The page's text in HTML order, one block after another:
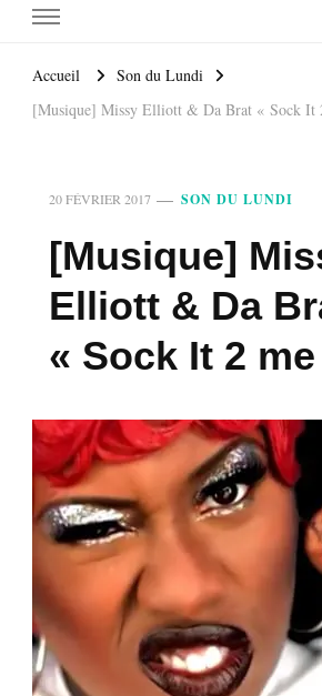
Accueil
Son du Lundi
[Musique] Missy Elliott & Da Brat « Sock It
20 FÉVRIER 2017 SON DU LUNDI
[Musique]
Elliott & Da
« Sock It 2